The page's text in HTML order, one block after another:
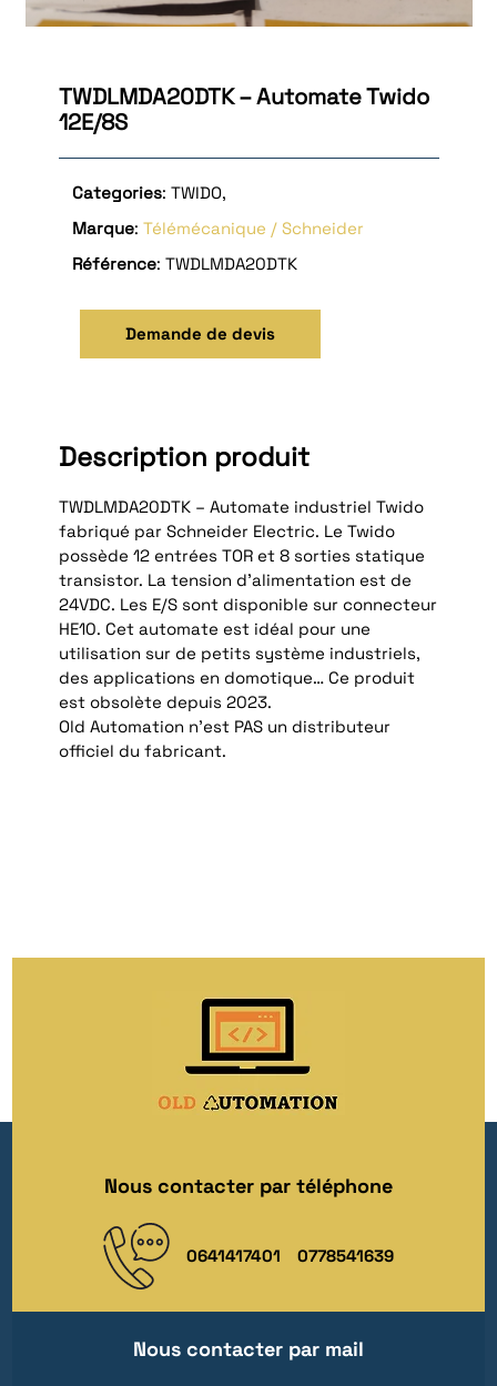
TWDLMDA20DTK – Automate Twido
12E/8S
Categories: TWIDO,
Marque: Télémécanique / Schneider
Référence: TWDLMDA20DTK
Demande de devis
Description produit
TWDLMDA20DTK – Automate industriel Twido
fabriqué par Schneider Electric. Le Twido
possède 12 entrées TOR et 8 sorties statique
transistor. La tension d’alimentation est de
24VDC. Les E/S sont disponible sur connecteur
HE10. Cet automate est idéal pour une
utilisation sur de petits système industriels,
des applications en domotique… Ce produit
est obsolète depuis 2023.
Old Automation n'est PAS un distributeur
officiel du fabricant.
Nous contacter par téléphone
0641417401 0778541639
Nous contacter par mail